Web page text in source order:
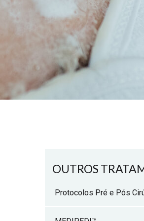
OUTROS
Protocolos Pré e Pós